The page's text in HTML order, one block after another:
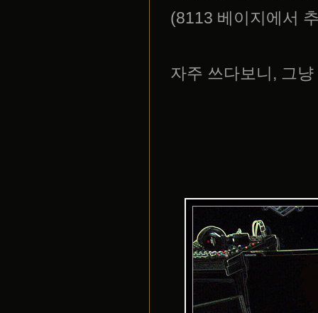
(8113 베이지에서
자주 쓰다보니, 그